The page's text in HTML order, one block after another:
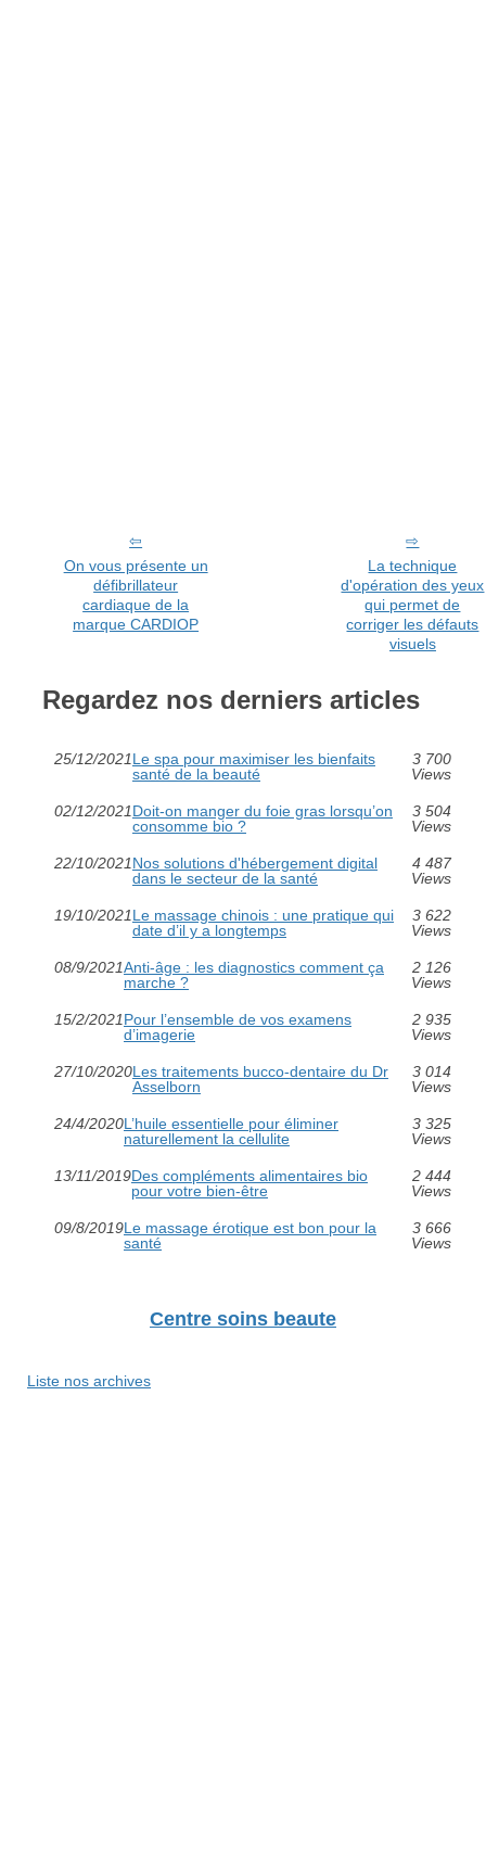
On vous présente un
défibrillateur
cardiaque de la
marque CARDIOP
La technique
d'opération des yeux
qui permet de
corriger les défauts
visuels
Regardez nos derniers articles
25/12/2021Le spa pour maximiser les bienfaits
santé de la beauté
3 700
Views
02/12/2021Doit-on manger du foie gras lorsqu’on
consomme bio ?
3 504
Views
22/10/2021Nos solutions d'hébergement digital
dans le secteur de la santé
4 487
Views
19/10/2021Le massage chinois : une pratique qui
date d’il y a longtemps
3 622
Views
08/9/2021Anti-âge : les diagnostics comment ça
marche ?
2 126
Views
15/2/2021Pour l’ensemble de vos examens
d’imagerie
2 935
Views
27/10/2020Les traitements bucco-dentaire du Dr
Asselborn
3 014
Views
24/4/2020L’huile essentielle pour éliminer
naturellement la cellulite
3 325
Views
13/11/2019Des compléments alimentaires bio
pour votre bien-être
2 444
Views
09/8/2019Le massage érotique est bon pour la
santé
3 666
Views
Centre soins beaute
Liste nos archives